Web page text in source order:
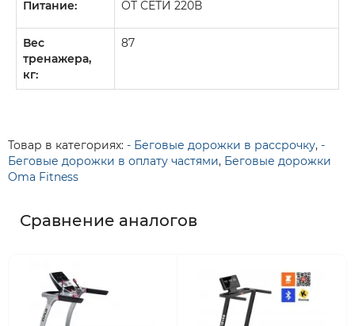
Питание: ОТ СЕТИ 220В
Вес
тренажера,
кг:
87
Товар в категориях: - Беговые дорожки в рассрочку, -
Беговые дорожки в оплату частями, Беговые дорожки
Oma Fitness
Сравнение аналогов